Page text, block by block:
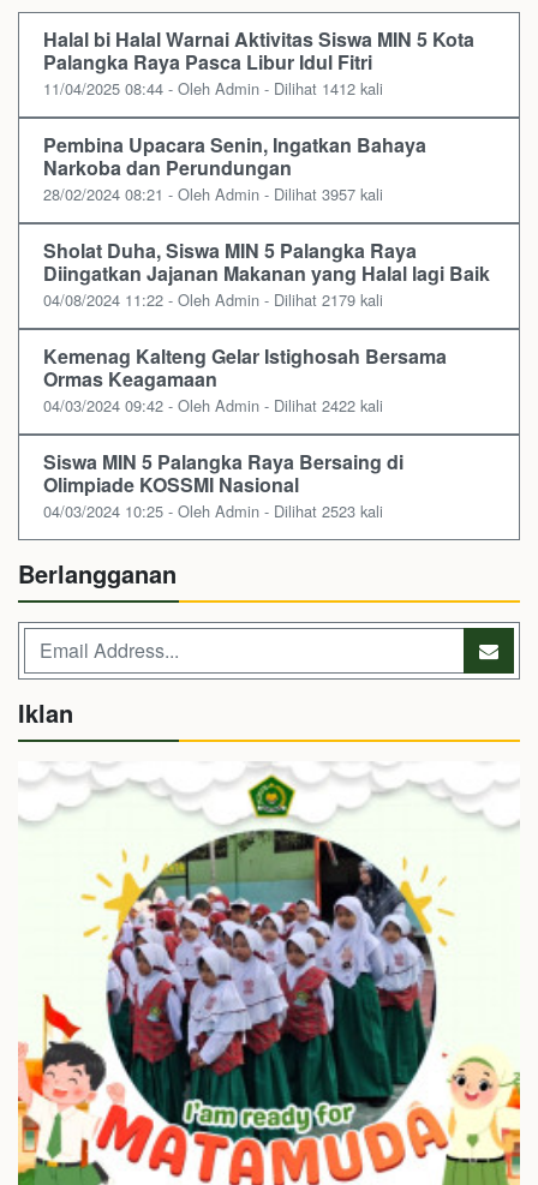
Halal bi Halal Warnai Aktivitas Siswa MIN 5 Kota
Palangka Raya Pasca Libur Idul Fitri
11/04/2025 08:44 - Oleh Admin - Dilihat 1412 kali
Pembina Upacara Senin, Ingatkan Bahaya
Narkoba dan Perundungan
28/02/2024 08:21 - Oleh Admin - Dilihat 3957 kali
Sholat Duha, Siswa MIN 5 Palangka Raya
Diingatkan Jajanan Makanan yang Halal lagi Baik
04/08/2024 11:22 - Oleh Admin - Dilihat 2179 kali
Kemenag Kalteng Gelar Istighosah Bersama
Ormas Keagamaan
04/03/2024 09:42 - Oleh Admin - Dilihat 2422 kali
Siswa MIN 5 Palangka Raya Bersaing di
Olimpiade KOSSMI Nasional
04/03/2024 10:25 - Oleh Admin - Dilihat 2523 kali
Berlangganan
Iklan